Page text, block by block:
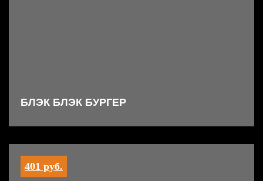
БЛЭК БЛЭК БУРГЕР
401 руб.